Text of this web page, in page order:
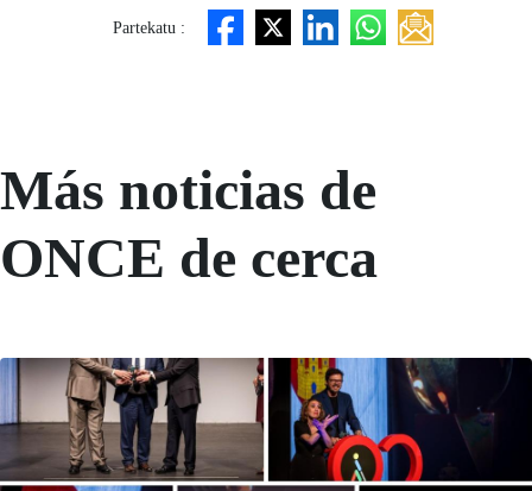
Partekatu :
Más noticias de
ONCE de cerca